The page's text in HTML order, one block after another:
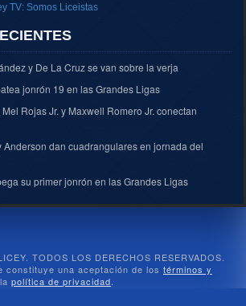
TV: Somos Liceistas
y De La Cruz se van sobre la verja
jonrón 19 en las Grandes Ligas
Rojas Jr. y Maxwell Romero Jr. conectan
Anderson dan cuadrangulares en jornada del
su primer jonrón en las Grandes Ligas
TODOS LOS DERECHOS RESERVADOS.
constituye una aceptación de los términos y
política de privacidad